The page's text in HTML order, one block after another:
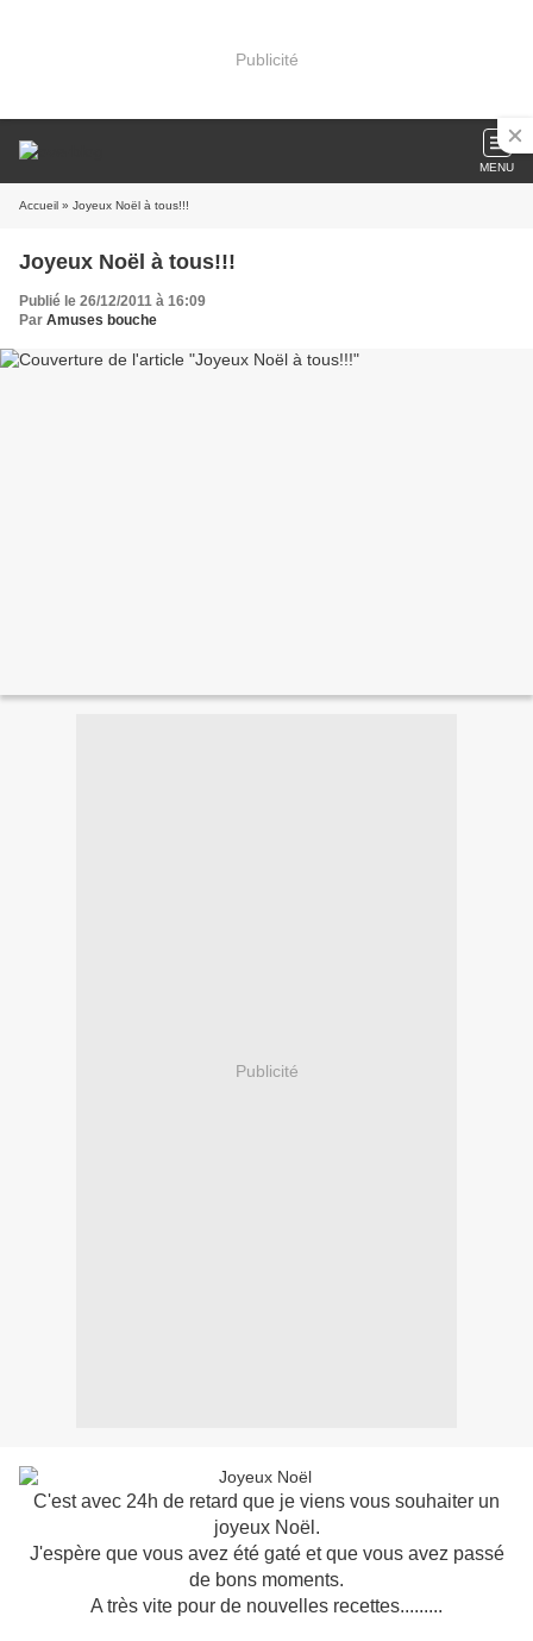
Publicité
MENU
Accueil » Joyeux Noël à tous!!!
Joyeux Noël à tous!!!
Publié le 26/12/2011 à 16:09
Par Amuses bouche
Publicité
C'est avec 24h de retard que je viens vous souhaiter un
joyeux Noël.
J'espère que vous avez été gaté et que vous avez passé
de bons moments.
A très vite pour de nouvelles recettes.........